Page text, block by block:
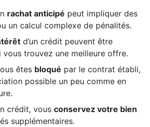
rachat anticipé peut impliquer des
un calcul complexe de pénalités.
d’un crédit peuvent être
vous trouvez une meilleure offre.
êtes bloqué par le contrat établi,
possible un peu comme en
crédit, vous conservez votre bien
supplémentaires.